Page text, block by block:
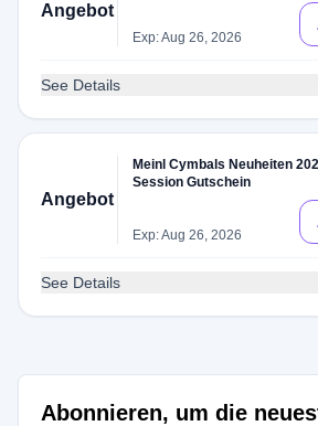
Angebot
Exp: Aug 26, 2026
See Details
Angebot
Meinl Cymbals Neuheiten
Session Gutschein
Exp: Aug 26, 2026
See Details
Abonnieren, um die